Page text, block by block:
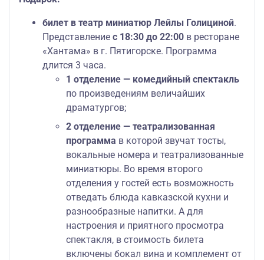
билет в театр миниатюр Лейлы Голициной.
Представление с 18:30 до 22:00 в ресторане
«Хантама» в г. Пятигорске. Программа
длится 3 часа.
1 отделение — комедийный спектакль
по произведениям величайших
драматургов;
2 отделение — театрализованная
программа в которой звучат тосты,
вокальные номера и театрализованные
миниатюры. Во время второго
отделения у гостей есть возможность
отведать блюда кавказской кухни и
разнообразные напитки. А для
настроения и приятного просмотра
спектакля, в стоимость билета
включены бокал вина и комплемент от